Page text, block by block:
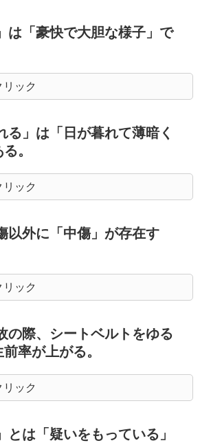
は「豪快で大胆な様子」で
ック
る」は「日が暮れて薄暗く
。
ック
以外に「中傷」が存在す
ック
の際、シートベルトをゆる
率が上がる。
ック
とは「疑いをもっている」